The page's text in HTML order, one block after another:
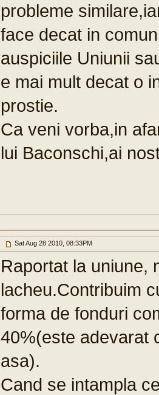
probleme
face decat in
auspiciile Uniunii
e mai mult decat o
prostie.
Ca veni vorba,in
lui Baconschi,ai
Sat Aug 28 2010, 08:33PM
Raportat la uniune,
lacheu.Contribuim
forma de fonduri
40%(este adevarat
asa).
Cand se intampla